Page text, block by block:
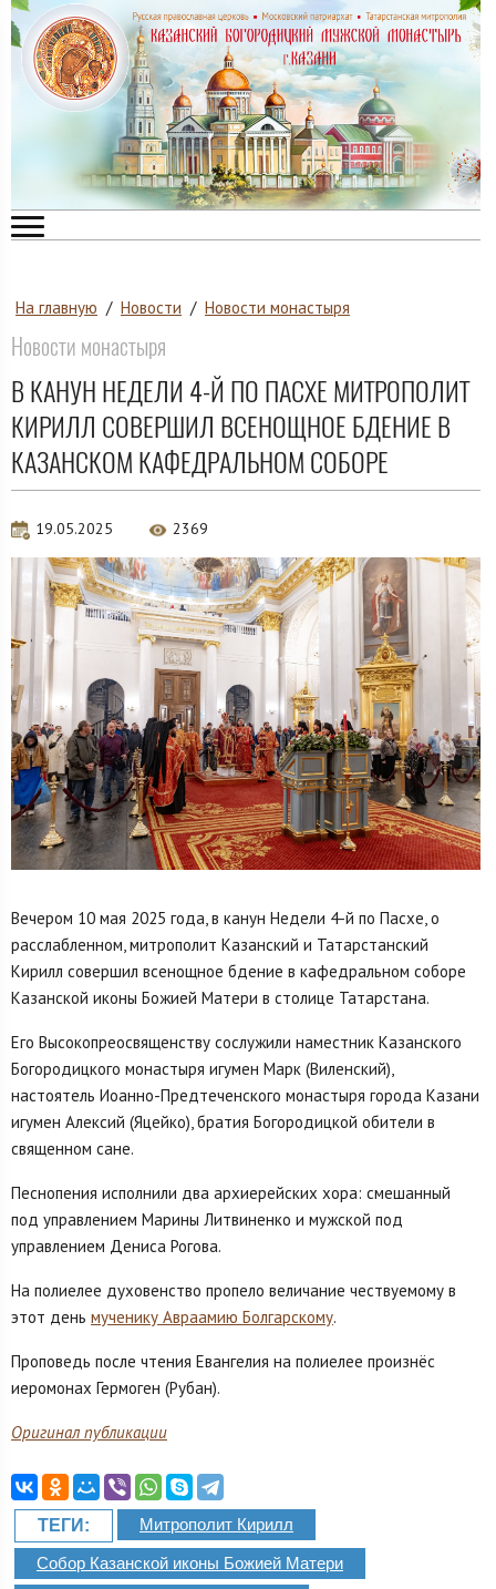
На главную / Новости / Новости монастыря
Новости монастыря
В КАНУН НЕДЕЛИ 4-Й ПО ПАСХЕ МИТРОПОЛИТ
КИРИЛЛ СОВЕРШИЛ ВСЕНОЩНОЕ БДЕНИЕ В
КАЗАНСКОМ КАФЕДРАЛЬНОМ СОБОРЕ
19.05.2025 2369
Вечером 10 мая 2025 года, в канун Недели 4-й по Пасхе, о
расслабленном, митрополит Казанский и Татарстанский
Кирилл совершил всенощное бдение в кафедральном соборе
Казанской иконы Божией Матери в столице Татарстана.
Его Высокопреосвященству сослужили наместник Казанского
Богородицкого монастыря игумен Марк (Виленский),
настоятель Иоанно-Предтеченского монастыря города Казани
игумен Алексий (Яцейко), братия Богородицкой обители в
священном сане.
Песнопения исполнили два архиерейских хора: смешанный
под управлением Марины Литвиненко и мужской под
управлением Дениса Рогова.
На полиелее духовенство пропело величание чествуемому в
этот день мученику Авраамию Болгарскому.
Проповедь после чтения Евангелия на полиелее произнёс
иеромонах Гермоген (Рубан).
Оригинал публикации
ТЕГИ: Митрополит Кирилл
Собор Казанской иконы Божией Матери